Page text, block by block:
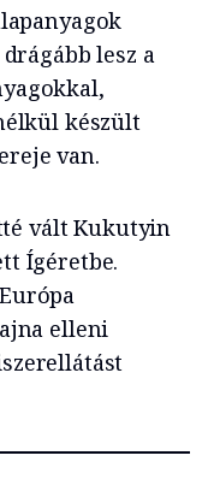
lesz a
készült
van.
vált Kukutyin
Ígéretbe.
elleni